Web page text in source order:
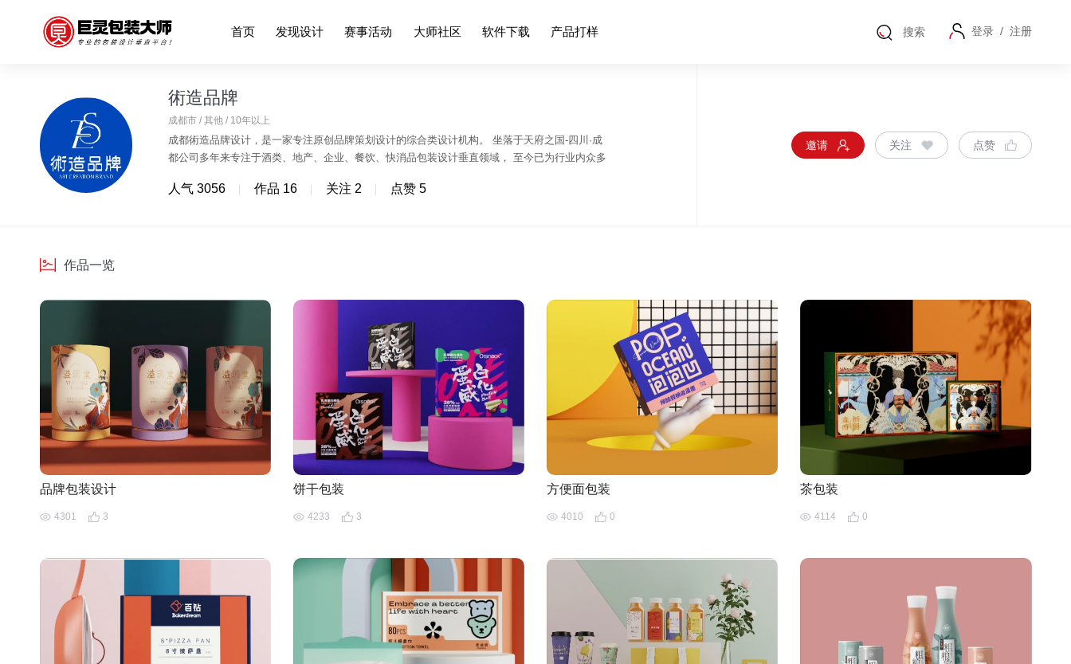
首页 发现设计 赛事活动 大师社区 软件下载 产品打样 搜索 登录/ 注册
術造品牌
成都市 / 其他 / 10年以上
成都術造品牌设计，是一家专注原创品牌策划设计的综合类设计机构。 坐落于天府之国-四川·成
都公司多年来专注于酒类、地产、企业、餐饮、快消品包装设计垂直领域， 至今已为行业内众多
目前业务涵盖品牌策划 /LOGO设计/VI设计/包装设计/电商设计等领域。与此同时多年来術造品牌-
人气 3056 作品 16 关注 2 点赞 5
邀请 关注 点赞
作品一览
品牌包装设计 ​​
4301 3
饼干包装
4233 3
方便面包装
4010 0
茶包装
4114 0